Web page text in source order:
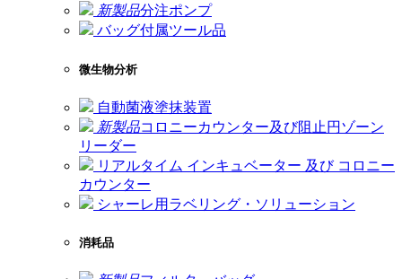
新製品分注ポンプ
バッグ付属ツール品
微生物分析
自動菌液塗抹装置
新製品コロニーカウンター及び阻止円ゾーン
リーダー
リアルタイム インキュベーター 及び コロニー
カウンター
シャーレ用ラベリング・ソリューション
消耗品